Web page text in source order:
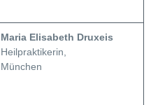
Maria Elisabeth Druxeis
Heilpraktikerin,
München